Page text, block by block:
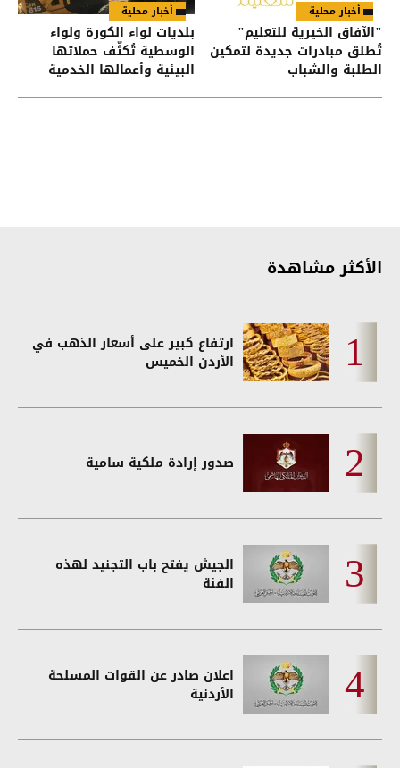
أخبار محلية
"الآفاق الخيرية للتعليم"
تُطلق مبادرات جديدة لتمكين
الطلبة والشباب
أخبار محلية
بلديات لواء الكورة ولواء
الوسطية تُكثّف حملاتها
البيئية وأعمالها الخدمية
الأكثر مشاهدة
ارتفاع كبير على أسعار الذهب في
الأردن الخميس
صدور إرادة ملكية سامية
الجيش يفتح باب التجنيد لهذه
الفئة
اعلان صادر عن القوات المسلحة
الأردنية